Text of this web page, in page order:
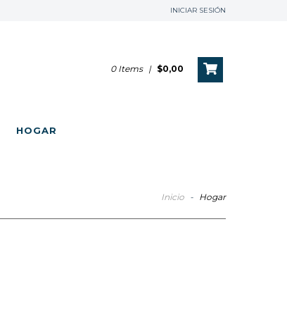
INICIAR SESIÓN
0 Items | $0,00
HOGAR
Inicio - Hogar